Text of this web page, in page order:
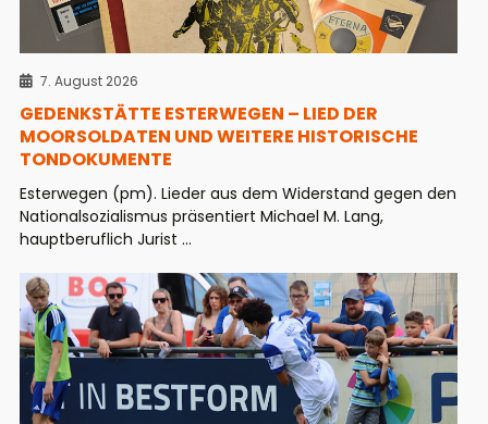
7. August 2026
GEDENKSTÄTTE ESTERWEGEN – LIED DER
MOORSOLDATEN UND WEITERE HISTORISCHE
TONDOKUMENTE
Esterwegen (pm). Lieder aus dem Widerstand gegen den
Nationalsozialismus präsentiert Michael M. Lang,
hauptberuflich Jurist ...